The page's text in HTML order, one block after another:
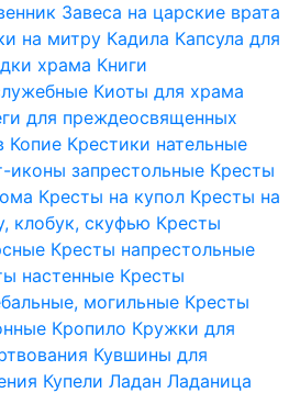
Завеса на царские врата
на митру Кадила Капсула для
храма Книги
Киоты для храма
для преждеосвященных
Копие Крестики нательные
иконы запрестольные Кресты
Кресты на купол Кресты на
клобук, скуфью Кресты
Кресты напрестольные
настенные Кресты
могильные Кресты
Кропило Кружки для
Кувшины для
Купели Ладан Ладаница